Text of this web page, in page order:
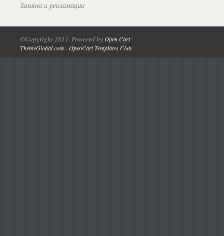
Замяна и рекламации
©Copyright 2011. Powered byOpen Cart
ThemeGlobal.com - OpenCart Templates Club